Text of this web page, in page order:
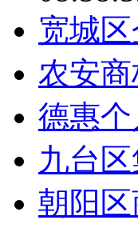
宽城
农安
德惠
九台
朝阳